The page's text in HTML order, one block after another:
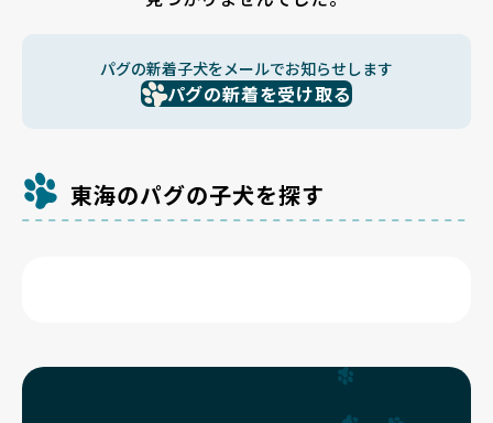
パグの新着子犬をメールでお知らせします
パグの新着を受け取る
東海のパグの子犬を探す